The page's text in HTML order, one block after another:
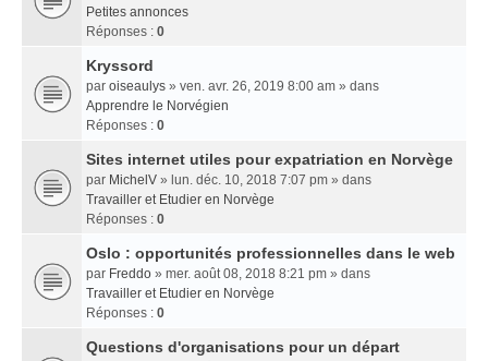
Petites annonces
Réponses : 0
Kryssord
par oiseaulys » ven. avr. 26, 2019 8:00 am » dans
Apprendre le Norvégien
Réponses : 0
Sites internet utiles pour expatriation en Norvège
par MichelV » lun. déc. 10, 2018 7:07 pm » dans
Travailler et Etudier en Norvège
Réponses : 0
Oslo : opportunités professionnelles dans le web
par Freddo » mer. août 08, 2018 8:21 pm » dans
Travailler et Etudier en Norvège
Réponses : 0
Questions d'organisations pour un départ